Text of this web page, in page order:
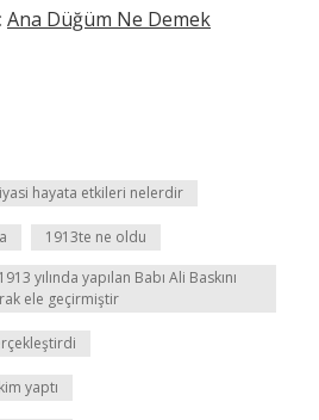
Ana Düğüm Ne Demek
hayata etkileri nelerdir
1913te ne oldu
yılında yapılan Babı Ali Baskını
ele geçirmiştir
yaptı